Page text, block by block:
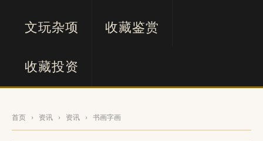
文玩杂项 收藏鉴赏
收藏投资
首页 › 资讯 › 资讯 › 书画字画